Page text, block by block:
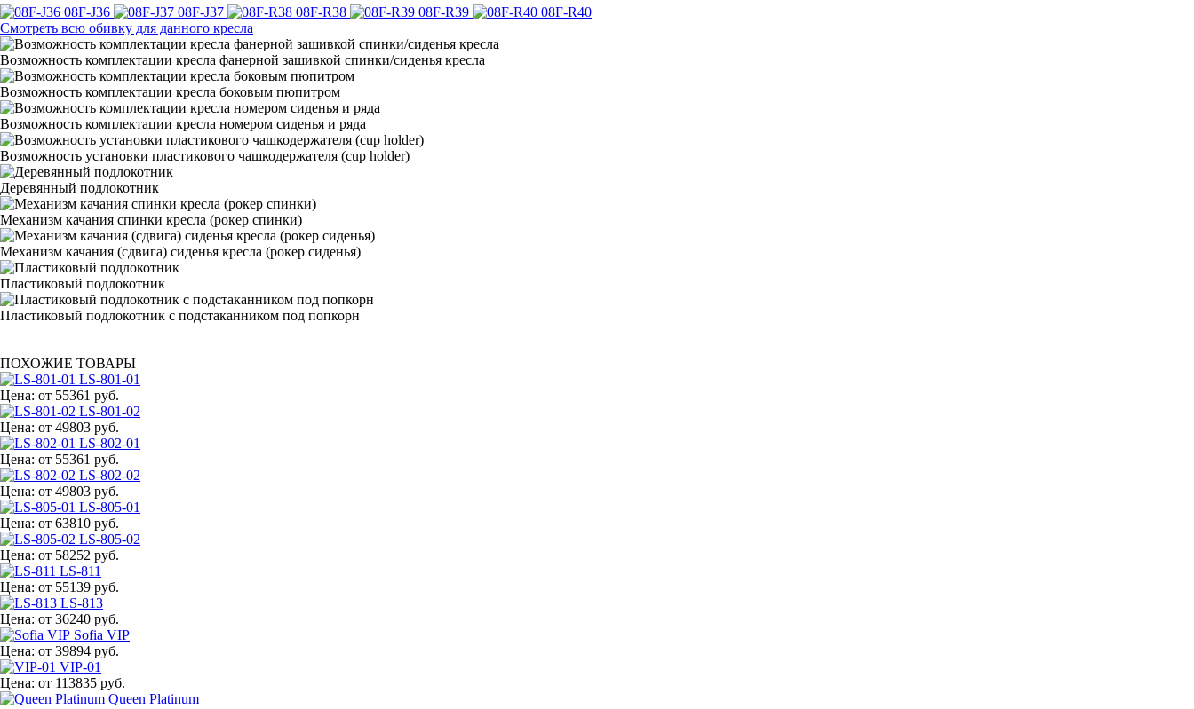
08F-J36 08F-J37 08F-R38 08F-R39
08F-R40
Смотреть всю обивку для данного кресла
Возможность комплектации кресла фанерной зашивкой спинки/сиденья кресла
Возможность комплектации кресла боковым пюпитром
Возможность комплектации кресла номером сиденья и ряда
Возможность установки пластикового чашкодержателя (cup holder)
Деревянный подлокотник
Механизм качания спинки кресла (рокер спинки)
Механизм качания (сдвига) сиденья кресла (рокер сиденья)
Пластиковый подлокотник
Пластиковый подлокотник с подстаканником под попкорн
ПОХОЖИЕ ТОВАРЫ
LS-801-01
Цена: от 55361 руб.
LS-801-02
Цена: от 49803 руб.
LS-802-01
Цена: от 55361 руб.
LS-802-02
Цена: от 49803 руб.
LS-805-01
Цена: от 63810 руб.
LS-805-02
Цена: от 58252 руб.
LS-811
Цена: от 55139 руб.
LS-813
Цена: от 36240 руб.
Sofia VIP
Цена: от 39894 руб.
VIP-01
Цена: от 113835 руб.
Queen Platinum